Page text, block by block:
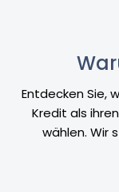
Entdecken Sie,
Kredit als
wählen. Wir